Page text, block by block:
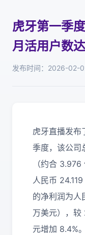
虎牙第一季
月活用户数
发布时间：2026-02-
虎牙直播发布
季度，该公
（约合
人民币
的净利润为
万美元），较
元增加 8.4%。